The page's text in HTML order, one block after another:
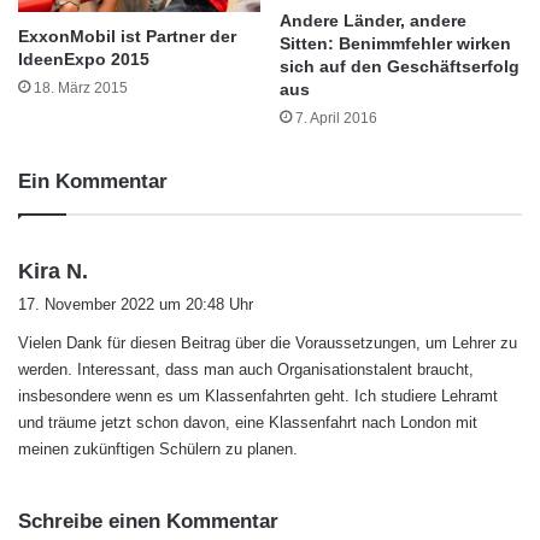
Eine weitere Anforderung besteht darin, für die
Schüler ein vertrauenswürdiger
Ansprechpartner zu sein. Das heißt, er sollte
auch ein offenes Ohr dafür haben, wenn
Schüler Probleme haben, die nicht unmittelbar
eines Lehrers
Um den Beruf eines Lehrers erlernen zu
Anschließend wird ein Studium an einer
a
b
e
n
m
i
e
?
ExxonMobil ist Partner der
IdeenExpo 2015
18. März 2015
Andere Länder, andere
Sitten: Benimmfehler wirken
sich auf den Geschäftserfolg
aus
7. April 2016
Ein Kommentar
Kira N.
a
t
:
17. November 2022 um 20:48 Uhr
Vielen Dank für diesen Beitrag über die Voraussetzungen, um Lehrer zu
werden. Interessant, dass man auch Organisationstalent braucht,
insbesondere wenn es um Klassenfahrten geht. Ich studiere Lehramt
und träume jetzt schon davon, eine Klassenfahrt nach London mit
meinen zukünftigen Schülern zu planen.
Schreibe einen Kommentar